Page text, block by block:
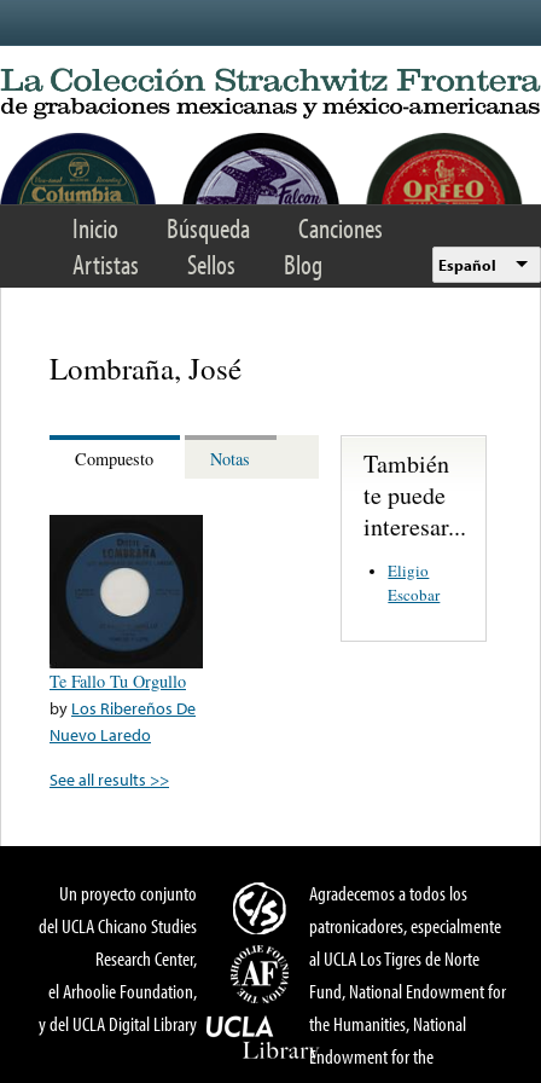
Inicio Búsqueda
Canciones
Artistas
Sellos Blog Español
Lombraña, José
Compuesto Notas
Te Fallo Tu Orgullo
by Los Ribereños De
Nuevo Laredo
See all results >>
También
te puede
interesar...
Eligio
Escobar
Un proyecto conjunto
del UCLA Chicano Studies
Research Center,
el Arhoolie Foundation,
y del UCLA Digital Library
Agradecemos a todos los
patronicadores, especialmente
al UCLA Los Tigres de Norte
Fund, National Endowment for
the Humanities, National
Endowment for the